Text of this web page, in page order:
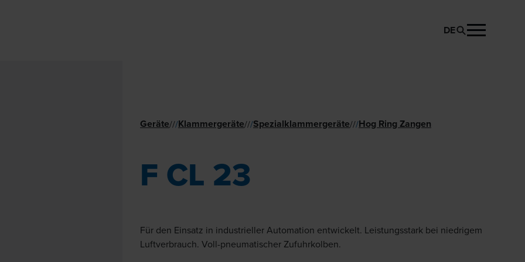
DE
Geräte///Klammer­geräte///Spezialklam­mergeräte///Hog Ring Zangen
F CL 23
Für den Einsatz in industrieller Automation entwickelt. Leistungsstark bei niedrigem
Luftverbrauch. Voll-pneumatischer Zufuhrkolben.